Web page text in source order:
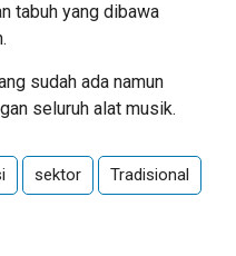
tabuh yang dibawa
sudah ada namun
seluruh alat musik.
sektor Tradisional